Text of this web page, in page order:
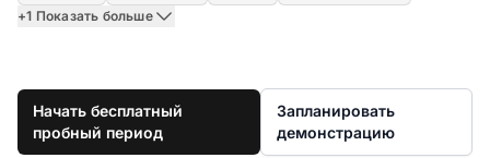
+1 Показать больше
Начать бесплатный
пробный период
Запланировать
демонстрацию